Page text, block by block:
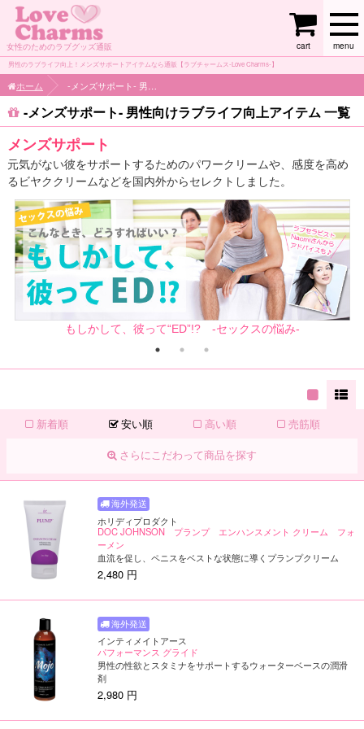
女性のためのラブグッズ通販 menu
cart
男性のラブライフ向上！メンズサポートアイテムなら通販【ラブチャームス-Love Charms-】
ホーム
-メンズサポート- 男性向けラブライフ向上アイテム 一覧
メンズサポート
元気がない彼をサポートするためのパワークリームや、感度を高め
るビヤククリームなどを国内外からセレクトしました。
もしかして、彼って“ED”!? -セックスの悩み-
新着順 安い順 高い順 売筋順
さらにこだわって商品を探す
ホリディプロダクト
DOC JOHNSON プランプ エンハンスメント クリーム フォ
ーメン
血流を促し、ペニスをベストな状態に導くプランプクリーム
2,480 円
インティメイトアース
パフォーマンス グライド
男性の性欲とスタミナをサポートするウォーターベースの潤滑
剤
2,980 円